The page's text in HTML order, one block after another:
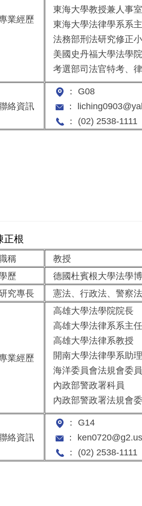
業經歷
東海大學教授兼人事
東海大學法律學系系
法務部刑法研究修正
美國史丹福大學法學
考選部司法官特考、
絡資訊
： G08
：
： (02) 2538-
正根
稱
教授
歷
德國杜賓根大學法學
究專長
憲法、行政法、警察
業經歷
高雄大學法學院院長
高雄大學法律系系主任
高雄大學法律系教授
開南大學法律學系助
海洋委員會法規會委員
內政部警政署科員
內政部警政署法規會
絡資訊
： G14
：
： (02) 2538-